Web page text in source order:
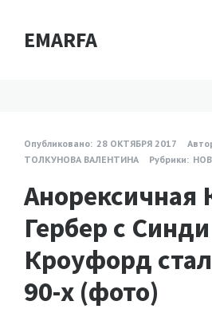
EMARFA
Опубликовано: 28 ОКТЯБРЯ 2017
ТОЛКУНОВА ВАЛЕНТИНА
Рубрики:
Анорексичная
Гербер с Синди
Кроуфорд
90-х (фото)